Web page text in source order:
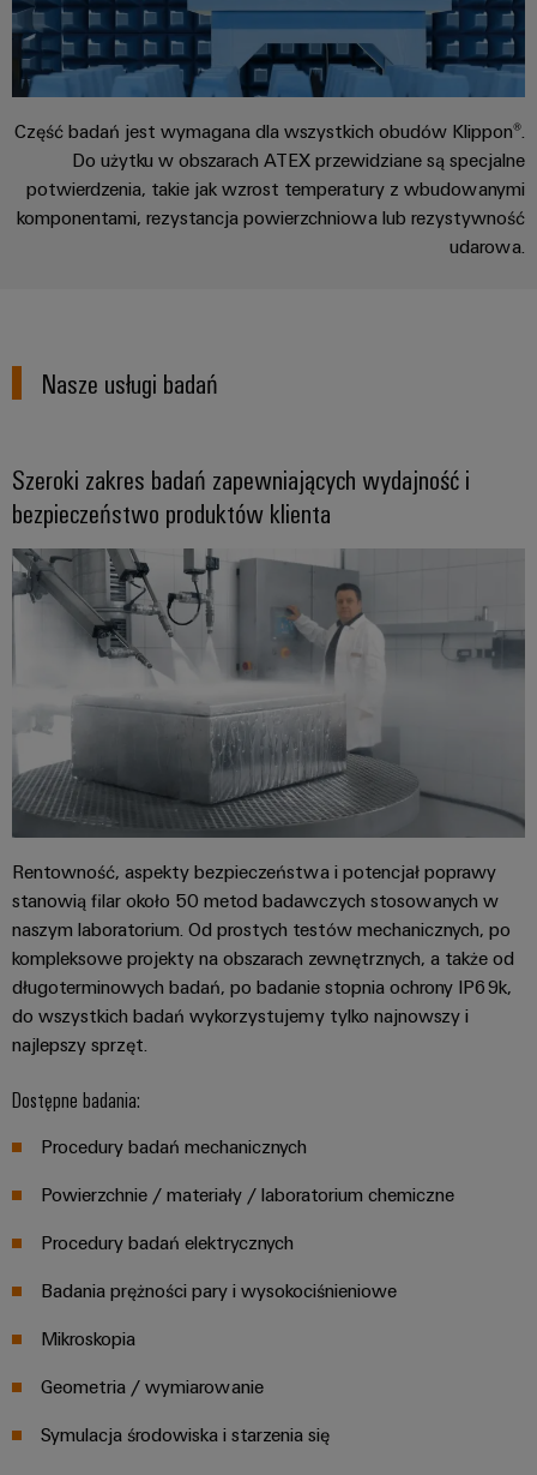
Rozwiązania
dla
przemysłu
oczyszczania
wody
ścieków
Wodór
listwy
zaciskowe
skrzynki
łączeniowe
Przewody
sektora
przemysłu.
Nasze
techniki
łączeniowej.
inżynierii cyfrowej
Część badań jest wymagana dla wszystkich obudów Klippon®.
Do użytku w obszarach ATEX przewidziane są specjalne
potwierdzenia, takie jak wzrost temperatury z wbudowanymi
komponentami, rezystancja powierzchniowa lub rezystywność
udarowa.
Nasze usługi badań
Szeroki zakres badań zapewniających wydajność i
bezpieczeństwo produktów klienta
Rentowność, aspekty bezpieczeństwa i potencjał poprawy
stanowią filar około 50 metod badawczych stosowanych w
naszym laboratorium. Od prostych testów mechanicznych, po
kompleksowe projekty na obszarach zewnętrznych, a także od
długoterminowych badań, po badanie stopnia ochrony IP69k,
do wszystkich badań wykorzystujemy tylko najnowszy i
najlepszy sprzęt.
Dostępne badania:
Procedury badań mechanicznych
Powierzchnie / materiały / laboratorium chemiczne
Procedury badań elektrycznych
Badania prężności pary i wysokociśnieniowe
Mikroskopia
Geometria / wymiarowanie
Symulacja środowiska i starzenia się